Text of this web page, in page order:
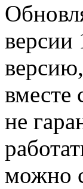
версии
вместе
не
можно